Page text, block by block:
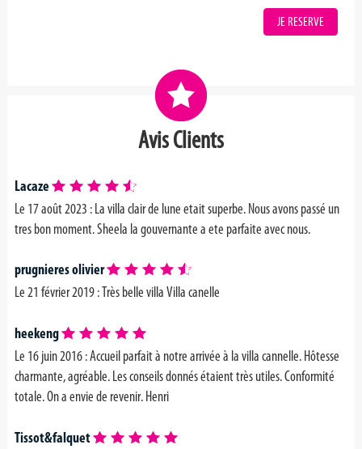
JE RESERVE
Avis Clients
Lacaze
Le 17 août 2023 :La villa clair de lune etait superbe. Nous avons passé un
tres bon moment. Sheela la gouvernante a ete parfaite avec nous.
prugnieres olivier
Le 21 février 2019 : Très belle villaVilla canelle
heekeng
Le 16 juin 2016 : Accueil parfait à notre arrivée à la villa cannelle. Hôtesse
charmante, agréable. Les conseils donnés étaient très utiles. Conformité
totale. On a envie de revenir. Henri
Tissot&falquet